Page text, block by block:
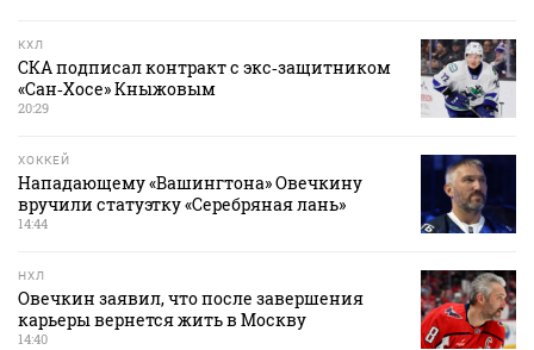
КХЛ
СКА подписал контракт с экс‑защитником
«Сан‑Хосе» Кныжовым
20:29
ХОККЕЙ
Нападающему «Вашингтона» Овечкину
вручили статуэтку «Серебряная лань»
14:44
НХЛ
Овечкин заявил, что после завершения
карьеры вернется жить в Москву
14:40